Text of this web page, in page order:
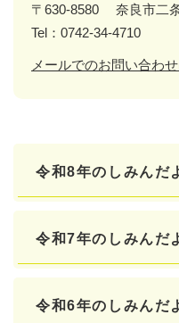
〒630-8580
奈良市二
Tel：0742-34-4710
メールでのお問い合わ
令和8年のしみんだ
令和7年のしみんだ
令和6年のしみんだ